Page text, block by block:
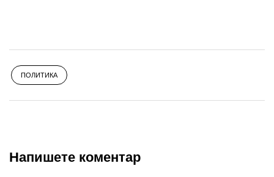
ПОЛИТИКА
Напишете коментар